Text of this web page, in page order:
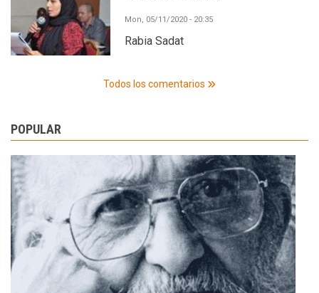
Mon, 05/11/2020 - 20:35
Rabia Sadat
Todos los comentarios
POPULAR